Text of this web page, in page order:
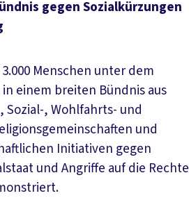
gegen Sozialkürzungen
Menschen unter dem
einem breiten Bündnis aus
Sozial-, Wohlfahrts- und
und
Initiativen gegen
und Angriffe auf die Rechte